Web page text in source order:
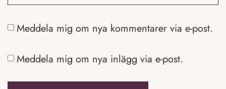
Meddela mig om nya kommentarer via e-post.
Meddela mig om nya inlägg via e-post.